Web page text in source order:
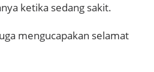
ketika sedang sakit.
mengucapakan selamat